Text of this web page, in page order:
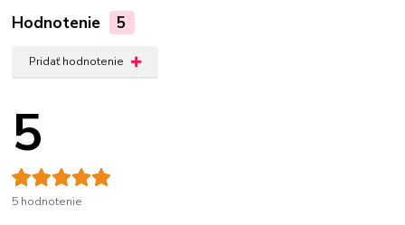
Hodnotenie 5
Pridať hodnotenie
5
5 hodnotenie